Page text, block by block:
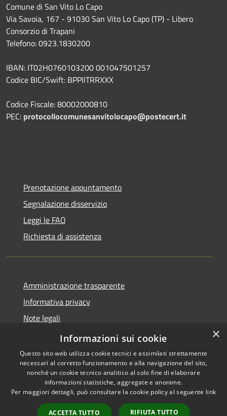
Comune di San Vito Lo Capo
Via Savoia, 167 - 91030 San Vito Lo Capo (TP) - Libero
Consorzio di Trapani
Telefono: 0923.1830200
IBAN: IT02H0760103200 001047501257
Codice BIC/Swift: BPPIITRRXXX
Codice Fiscale: 80002000810
PEC: protocollocomunesanvitolocapo@postecert.it
Prenotazione appuntamento
Segnalazione disservizio
Leggi le FAQ
Richiesta di assistenza
Amministrazione trasparente
Informativa privacy
Note legali
Dichiarazione di accessibilità
Accessibilità
Copyright © 2026 • Comune di
San Vito Lo Capo • Powered by
Municipium• Accesso
×
Informazioni sui cookie
Questo sito web utilizza cookie tecnici e assimilati strettamente
necessari al corretto funzionamento e alla navigazione del sito,
nonché un cookie tecnico analitico al solo fine di elaborare
informazioni statistiche, aggregate e anonime.
Per maggiori dettagli, può consultare la cookie policy al seguente link
ACCETTA TUTTO RIFIUTA TUTTO